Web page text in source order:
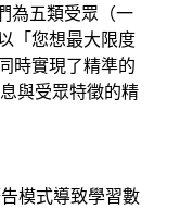
為五類受眾（一
「您想最大限度
時實現了精準的
與受眾特徵的精
模式導致學習數